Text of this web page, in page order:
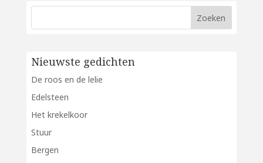
Nieuwste gedichten
De roos en de lelie
Edelsteen
Het krekelkoor
Stuur
Bergen